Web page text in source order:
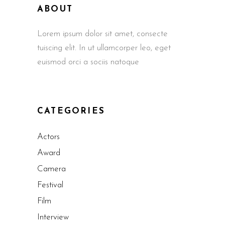
ABOUT
Lorem ipsum dolor sit amet, consecte
tuiscing elit. In ut ullamcorper leo, eget
euismod orci a sociis natoque
CATEGORIES
Actors
Award
Camera
Festival
Film
Interview